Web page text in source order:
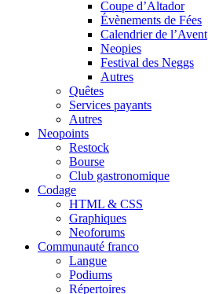
Coupe d’Altador
Évènements de Fées
Calendrier de l’Avent
Neopies
Festival des Neggs
Autres
Quêtes
Services payants
Autres
Neopoints
Restock
Bourse
Club gastronomique
Codage
HTML & CSS
Graphiques
Neoforums
Communauté franco
Langue
Podiums
Répertoires